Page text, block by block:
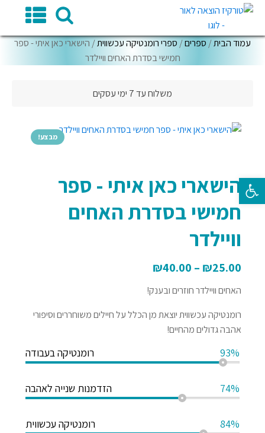
עמוד הבית/ ספרים/ ספרי רומנטיקה עכשווית/ הישארי כאן איתי - ספר
חמישי בסדרת האחים וויילדר
משלוח עד 7 ימי עסקים
מבצע!
הישארי כאן איתי - ספר
חמישי בסדרת האחים
וויילדר
₪25.00
–
₪40.00
האחים וויילדר חוזרים ובענק!
רומנטיקה עכשווית יוצאת מן הכלל על חיילים משוחררים וסיפורי
אהבה גדולים מהחיים!
רומנטיקה בעבודה 93%
הזדמנות שנייה לאהבה 74%
רומנטיקה עכשווית 84%
פתח סרגל נגישות